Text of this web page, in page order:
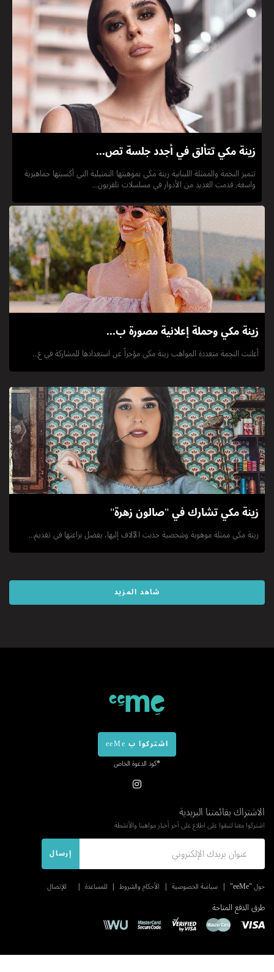
زينة مكي تتألق في أجدد جلسة تص...
تتميز النجمة والممثلة اللبنانية زينة مكي بموهبتها التمثيلية التي أكسبتها جماهيرية
واسعة. قدمت العديد من الأدوار في مسلسلات تلفزيون...
زينة مكي وحملة إعلانية مصورة ب...
أعلنت النجمة متعددة المواهب زينة مكي مؤخراً عن استعدادها للمشاركة في ع...
زينة مكي تشارك في "صالون زهرة"
زينة مكي ممثلة موهوبة وشخصية جذبت الآلاف إليها، بفضل براعتها في تقديم...
شاهد المزيد
اشتركوا ب eeMe
*كود الدعوة الخاص
الاشتراك بقائمتنا البريدية
اشتركوا معنا لتبقوا على اطلاع على آخر أخبار مواهبنا والأنشطة
إرسال
حول "eeMe" سياسة الخصوصية الأحكام والشروط للمساعدة للإتصال
طرق الدفع المتاحة